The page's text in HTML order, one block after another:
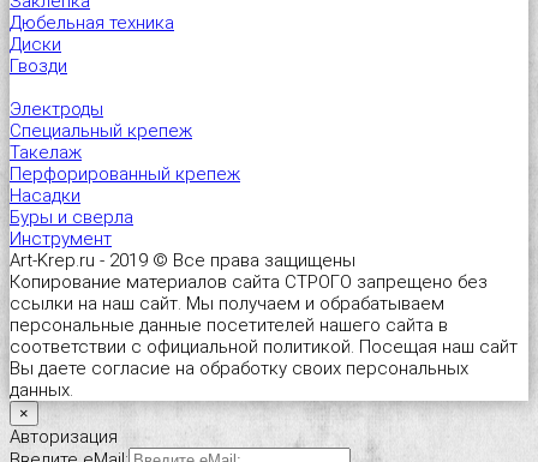
Дюбельная техника
Диски
Гвозди
Электроды
Специальный крепеж
Такелаж
Перфорированный крепеж
Насадки
Буры и сверла
Инструмент
Art-Krep.ru - 2019 © Все права защищены
Копирование материалов сайта СТРОГО запрещено без
ссылки на наш сайт. Мы получаем и обрабатываем
персональные данные посетителей нашего сайта в
соответствии с официальной политикой. Посещая наш сайт
Вы даете согласие на обработку своих персональных
данных.
×
Авторизация